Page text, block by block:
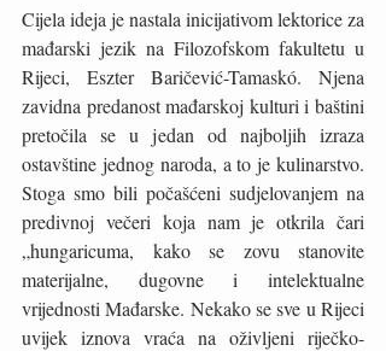
Cijela ideja je nastala inicijativom lektorice za
mađarski jezik na Filozofskom fakultetu u
Rijeci, Eszter Baričević-Tamaskó. Njena
zavidna predanost mađarskoj kulturi i baštini
pretočila se u jedan od najboljih izraza
ostavštine jednog naroda, a to je kulinarstvo.
Stoga smo bili počašćeni sudjelovanjem na
predivnoj večeri koja nam je otkrila čari
„hungaricuma, kako se zovu stanovite
materijalne, dugovne i intelektualne
vrijednosti Mađarske. Nekako se sve u Rijeci
uvijek iznova vraća na oživljeni riječko-